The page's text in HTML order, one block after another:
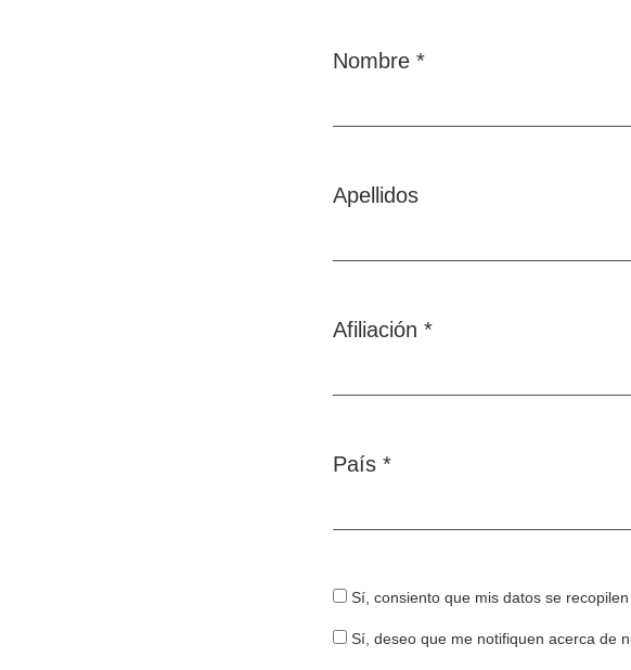
Nombre *
Apellidos
Afiliación *
País *
Sí, consiento que mis datos se
Sí, deseo que me notifiquen acerca de